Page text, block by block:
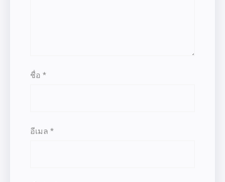
ชื่อ *
อีเมล *